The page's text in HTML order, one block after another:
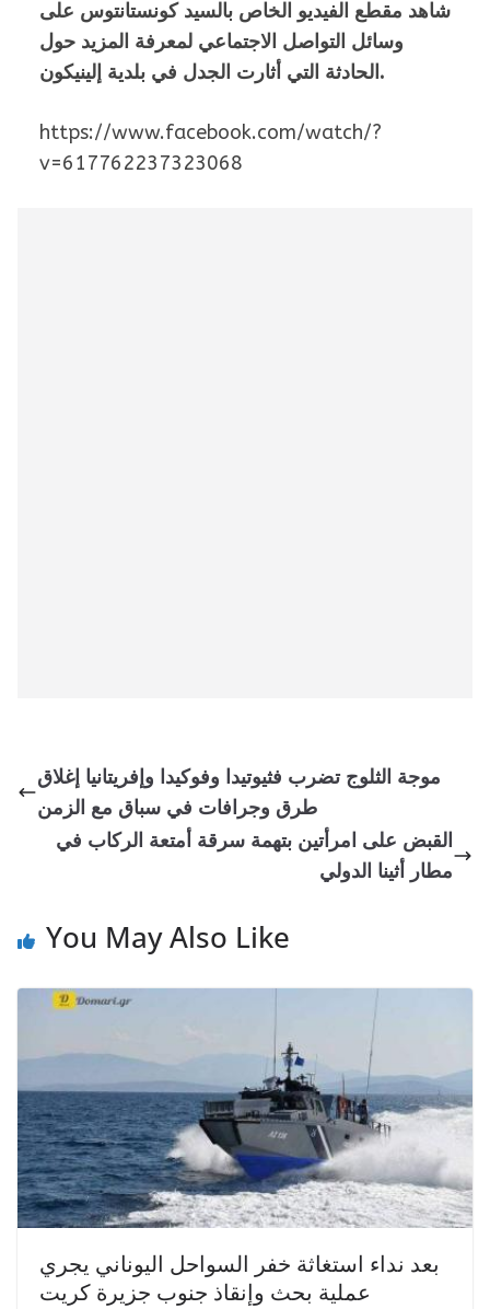
شاهد مقطع الفيديو الخاص بالسيد كونستانتوس على
وسائل التواصل الاجتماعي لمعرفة المزيد حول
الحادثة التي أثارت الجدل في بلدية إلينيكون.
https://www.facebook.com/watch/?
v=617762237323068
موجة الثلوج تضرب فثيوتيدا وفوكيدا وإفريتانيا إغلاق
طرق وجرافات في سباق مع الزمن
القبض على امرأتين بتهمة سرقة أمتعة الركاب في
مطار أثينا الدولي
You May Also Like
بعد نداء استغاثة خفر السواحل اليوناني يجري
عملية بحث وإنقاذ جنوب جزيرة كريت